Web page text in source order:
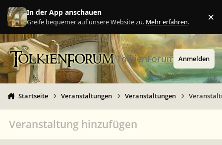
Zu Inhalt springen
In der App anschauen
Greife bequemer auf unsere Website zu. Mehr erfahren. ×
TolkienForum Anmelden
Startseite Veranstaltungen Veranstaltungen
Veranstaltung hinzufügen